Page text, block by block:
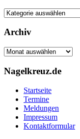
Kategorien
Archiv
Archiv
Nagelkreuz.de
Startseite
Termine
Meldungen
Impressum
Kontaktformular